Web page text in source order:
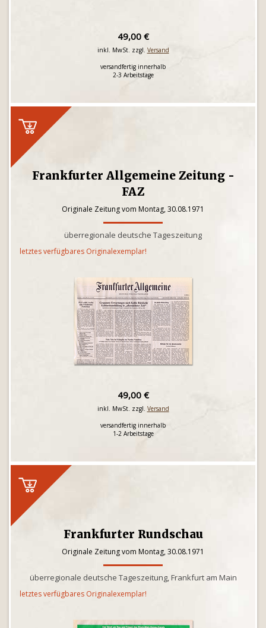
49,00 €
inkl. MwSt. zzgl. Versand
versandfertig innerhalb
2-3 Arbeitstage
Frankfurter Allgemeine Zeitung -
FAZ
Originale Zeitung vom Montag, 30.08.1971
überregionale deutsche Tageszeitung
letztes verfügbares Originalexemplar!
49,00 €
inkl. MwSt. zzgl. Versand
versandfertig innerhalb
1-2 Arbeitstage
Frankfurter Rundschau
Originale Zeitung vom Montag, 30.08.1971
überregionale deutsche Tageszeitung, Frankfurt am Main
letztes verfügbares Originalexemplar!